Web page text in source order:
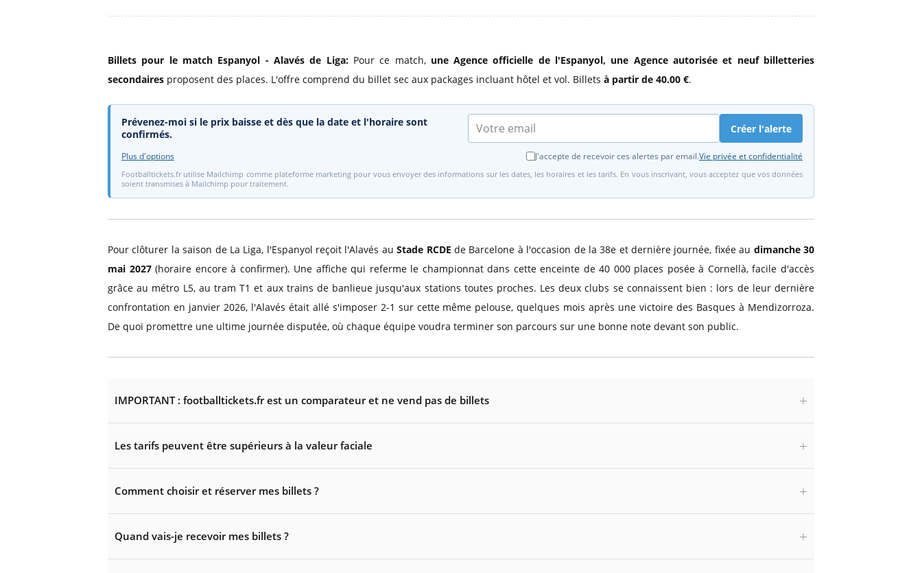
Billets pour le match Espanyol - Alavés de Liga:Pour ce match, une Agence officielle de l'Espanyol, une Agence autorisée et neuf billetteries
secondaires proposent des places. L'offre comprend du billet sec aux packages incluant hôtel et vol. Billets à partir de 40.00 €.
Prévenez-moi si le prix baisse et dès que la date et l'horaire sont
confirmés.
Créer l'alerte
J'accepte de recevoir ces alertes par email.Vie privée et confidentialité
Plus d'options
Footballtickets.fr utilise Mailchimp comme plateforme marketing pour vous envoyer des informations sur les dates, les horaires et les tarifs. En vous inscrivant, vous acceptez que vos données
soient transmises à Mailchimp pour traitement.
Pour clôturer la saison de La Liga, l'Espanyol reçoit l'Alavés auStade RCDE de Barcelone à l'occasion de la 38e et dernière journée, fixée au dimanche 30
mai 2027(horaire encore à confirmer). Une affiche qui referme le championnat dans cette enceinte de 40 000 places posée à Cornellà, facile d'accès
grâce au métro L5, au tram T1 et aux trains de banlieue jusqu'aux stations toutes proches. Les deux clubs se connaissent bien : lors de leur dernière
confrontation en janvier 2026, l'Alavés était allé s'imposer 2-1 sur cette même pelouse, quelques mois après une victoire des Basques à Mendizorroza.
De quoi promettre une ultime journée disputée, où chaque équipe voudra terminer son parcours sur une bonne note devant son public.
IMPORTANT : footballtickets.fr est un comparateur et ne vend pas de billets
Les tarifs peuvent être supérieurs à la valeur faciale
Comment choisir et réserver mes billets ?
Quand vais-je recevoir mes billets ?